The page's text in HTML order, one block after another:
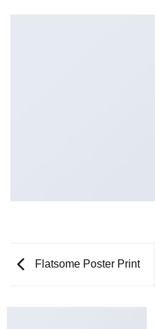
Flatsome Poster Print